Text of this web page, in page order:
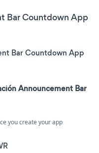
Bar Countdown App
Bar Countdown App
Announcement Bar
you create your app